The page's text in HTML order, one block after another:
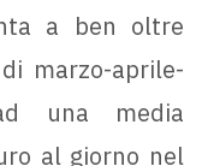
a ben oltre
marzo-aprile-
una media
al giorno nel